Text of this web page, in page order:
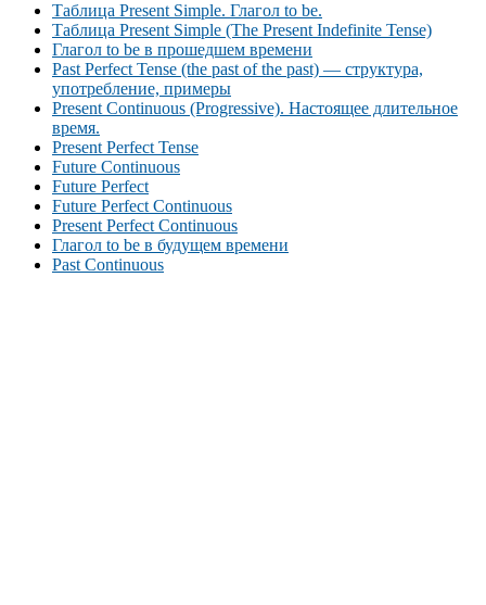
Таблица Present Simple. Глагол to be.
Таблица Present Simple (The Present Indefinite Tense)
Глагол to be в прошедшем времени
Past Perfect Tense (the past of the past) — структура,
употребление, примеры
Present Continuous (Progressive). Настоящее длительное
время.
Present Perfect Tense
Future Continuous
Future Perfect
Future Perfect Continuous
Present Perfect Continuous
Глагол to be в будущем времени
Past Continuous